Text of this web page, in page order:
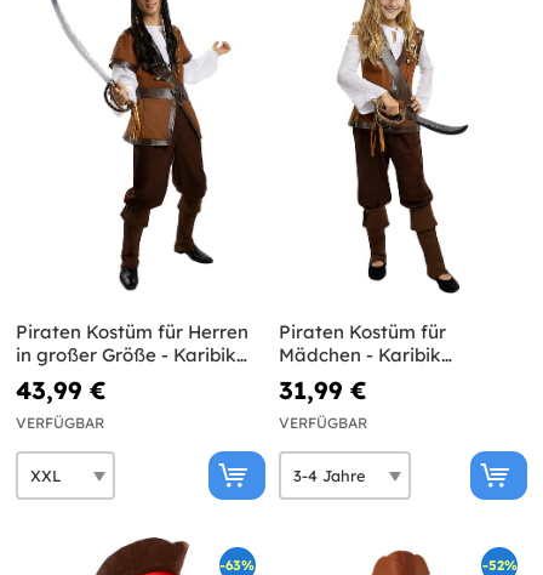
Piraten Kostüm für Herren
in großer Größe - Karibik
Kollektion
43,99 €
VERFÜGBAR
Piraten Kostüm für
Mädchen - Karibik
Kollektion
31,99 €
VERFÜGBAR
-63% -52%